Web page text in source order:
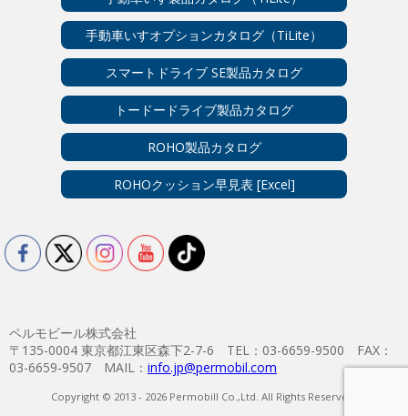
手動車いすオプションカタログ（TiLite）
スマートドライブ SE製品カタログ
トードードライブ製品カタログ
ROHO製品カタログ
ROHOクッション早見表 [Excel]
ペルモビール株式会社
〒135-0004 東京都江東区森下2-7-6 TEL：03-6659-9500 FAX：
03-6659-9507 MAIL： info.jp@permobil.com
Copyright © 2013 - 2026 Permobill Co.,Ltd. All Rights Reserved.